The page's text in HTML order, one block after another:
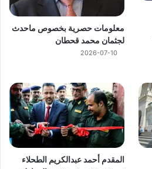
معلومات حصرية بخصوص ماحدث
لجثمان محمد قحطان
2026-07-10
المقدم أحمد عبدالكريم الطحلاء